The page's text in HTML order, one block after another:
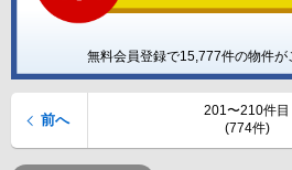
無料会員登録で15,777件の物件が
201〜210件目
(774件)
前へ